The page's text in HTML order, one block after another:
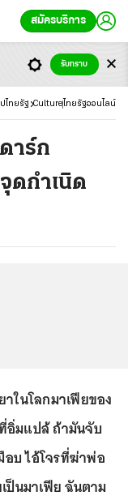
สมัครบริการ
ไทยรัฐ Cultureไทยรัฐออนไลน์
าร์ก
ดกำเนิด
ในโลกมาเฟียของ
อิ่มแปล้ ถ้ามันจับ
บ ไอ้โจรที่ฆ่าพ่อ
นมาเฟีย ฉันตาม
รับทราบ